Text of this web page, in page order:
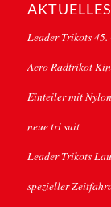
AKTUELLES
Leader Trikots
Aero Radtrikot
Einteiler mit
neue tri suit
Leader Trikots
spezieller